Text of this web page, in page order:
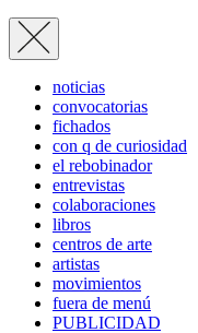
noticias
convocatorias
fichados
con q de curiosidad
el rebobinador
entrevistas
colaboraciones
libros
centros de arte
artistas
movimientos
fuera de menú
PUBLICIDAD